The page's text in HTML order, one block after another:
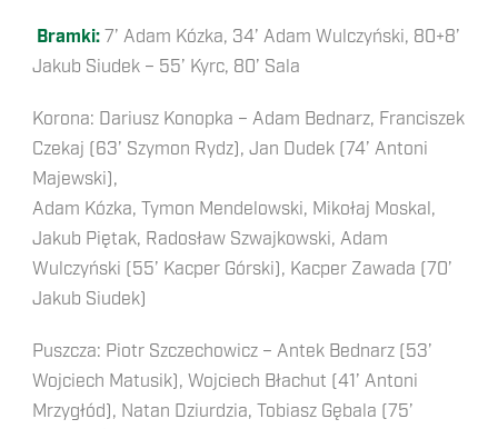
Bramki: 7’ Adam Kózka, 34’ Adam Wulczyński, 80+8’
Jakub Siudek – 55’ Kyrc, 80’ Sala
Korona: Dariusz Konopka – Adam Bednarz, Franciszek
Czekaj (63’ Szymon Rydz), Jan Dudek (74’ Antoni
Majewski),
Adam Kózka, Tymon Mendelowski, Mikołaj Moskal,
Jakub Piętak, Radosław Szwajkowski, Adam
Wulczyński (55’ Kacper Górski), Kacper Zawada (70’
Jakub Siudek)
Puszcza: Piotr Szczechowicz – Antek Bednarz (53’
Wojciech Matusik), Wojciech Błachut (41’ Antoni
Mrzygłód), Natan Dziurdzia, Tobiasz Gębala (75’